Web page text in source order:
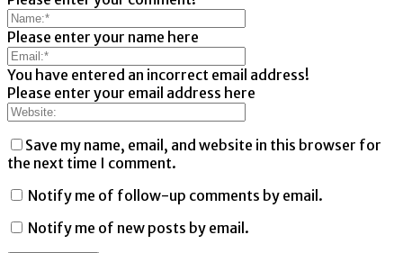
Please enter your name here
You have entered an incorrect email address!
Please enter your email address here
Save my name, email, and website in this browser for
the next time I comment.
Notify me of follow-up comments by email.
Notify me of new posts by email.